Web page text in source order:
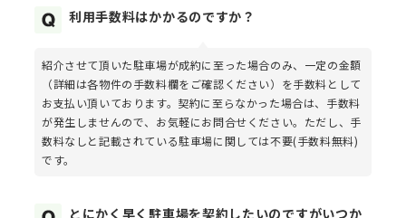
利用手数料はかかるのですか？
紹介させて頂いた駐車場が成約に至った場合のみ、一定の金額
（詳細は各物件の手数料欄をご確認ください）を手数料として
お支払い頂いております。契約に至らなかった場合は、手数料
が発生しませんので、お気軽にお問合せください。ただし、手
数料なしと記載されている駐車場に関しては不要(手数料無料)
です。
とにかく早く駐車場を契約したいのですがいつか